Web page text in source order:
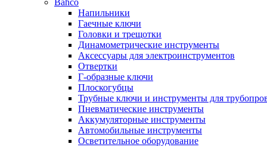
Bahco
Напильники
Гаечные ключи
Головки и трещотки
Динамометрические инструменты
Аксессуары для электроинструментов
Отвертки
Г-образные ключи
Плоскогубцы
Трубные ключи и инструменты для
Пневматические инструменты
Аккумуляторные инструменты
Автомобильные инструменты
Осветительное оборудование